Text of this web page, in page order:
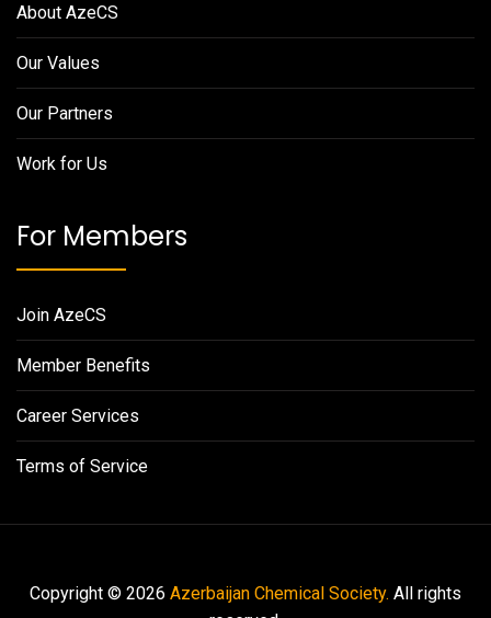
About AzeCS
Our Values
Our Partners
Work for Us
For Members
Join AzeCS
Member Benefits
Career Services
Terms of Service
Copyright © 2026 Azerbaijan Chemical Society. All rights